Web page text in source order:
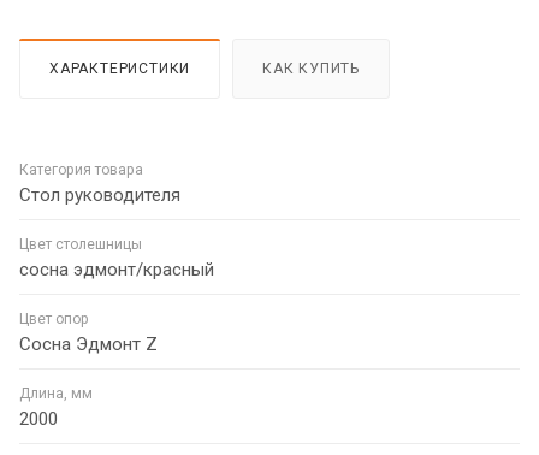
ХАРАКТЕРИСТИКИ КАК КУПИТЬ
Категория товара
Стол руководителя
Цвет столешницы
сосна эдмонт/красный
Цвет опор
Сосна Эдмонт Z
Длина, мм
2000